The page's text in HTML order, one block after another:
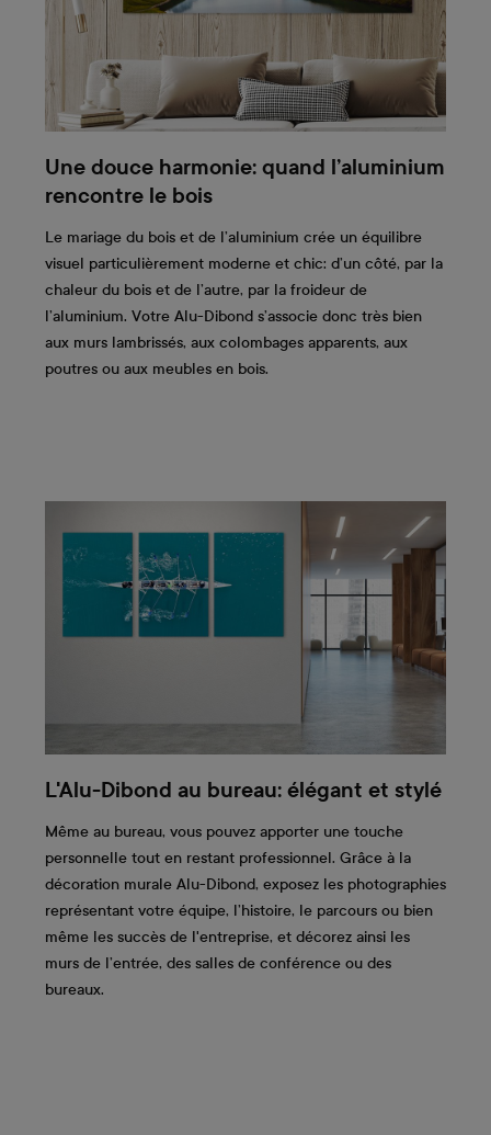
Une douce harmonie: quand l’aluminium
rencontre le bois
Le mariage du bois et de l’aluminium crée un équilibre
visuel particulièrement moderne et chic: d’un côté, par la
chaleur du bois et de l’autre, par la froideur de
l’aluminium. Votre Alu-Dibond s’associe donc très bien
aux murs lambrissés, aux colombages apparents, aux
poutres ou aux meubles en bois.
L'Alu-Dibond au bureau: élégant et stylé
Même au bureau, vous pouvez apporter une touche
personnelle tout en restant professionnel. Grâce à la
décoration murale Alu-Dibond, exposez les photographies
représentant votre équipe, l’histoire, le parcours ou bien
même les succès de l'entreprise, et décorez ainsi les
murs de l’entrée, des salles de conférence ou des
bureaux.